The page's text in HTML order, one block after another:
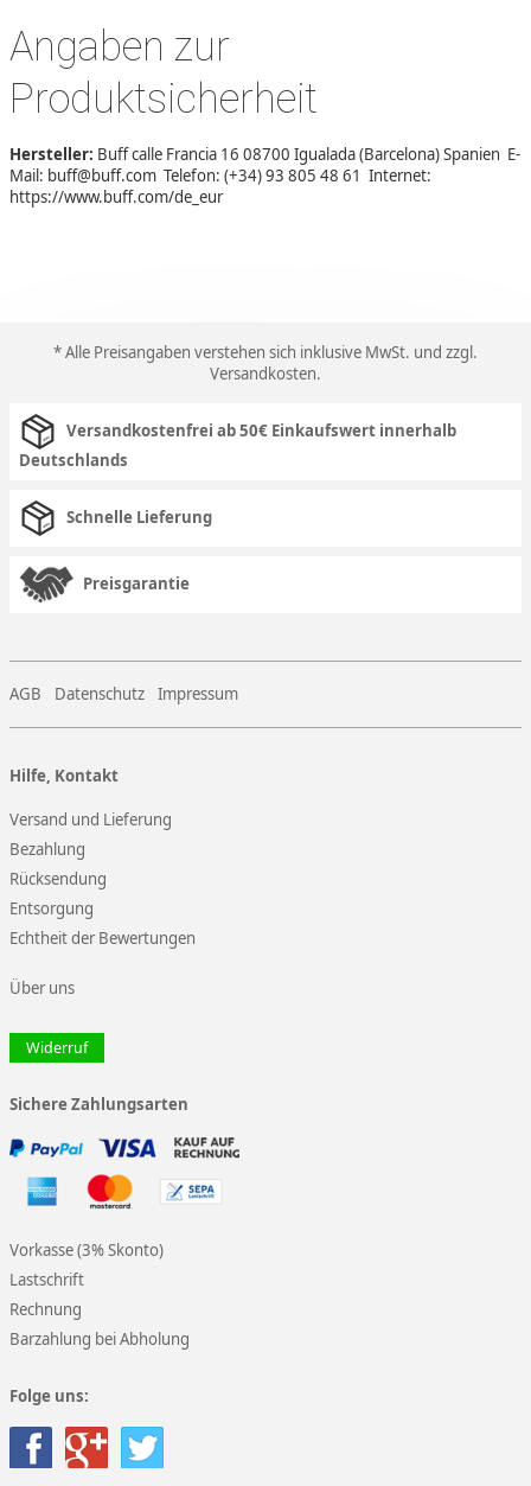
Angaben zur
Produktsicherheit
Hersteller: Buff calle Francia 16 08700 Igualada (Barcelona) Spanien E-
Mail: buff@buff.com Telefon: (+34) 93 805 48 61 Internet:
https://www.buff.com/de_eur
* Alle Preisangaben verstehen sich inklusive MwSt. und zzgl.
Versandkosten.
Versandkostenfrei ab 50€ Einkaufswert innerhalb
Deutschlands
Schnelle Lieferung
Preisgarantie
AGB Datenschutz Impressum
Hilfe, Kontakt
Versand und Lieferung
Bezahlung
Rücksendung
Entsorgung
Echtheit der Bewertungen
Über uns
Widerruf
Sichere Zahlungsarten
Vorkasse (3% Skonto)
Lastschrift
Rechnung
Barzahlung bei Abholung
Folge uns: